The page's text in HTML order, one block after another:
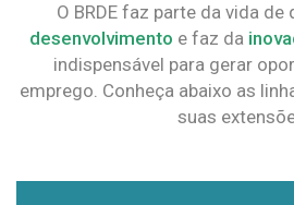
O BRDE faz parte da vida
desenvolvimento e faz da
indispensável para gerar
emprego. Conheça abaixo as
suas